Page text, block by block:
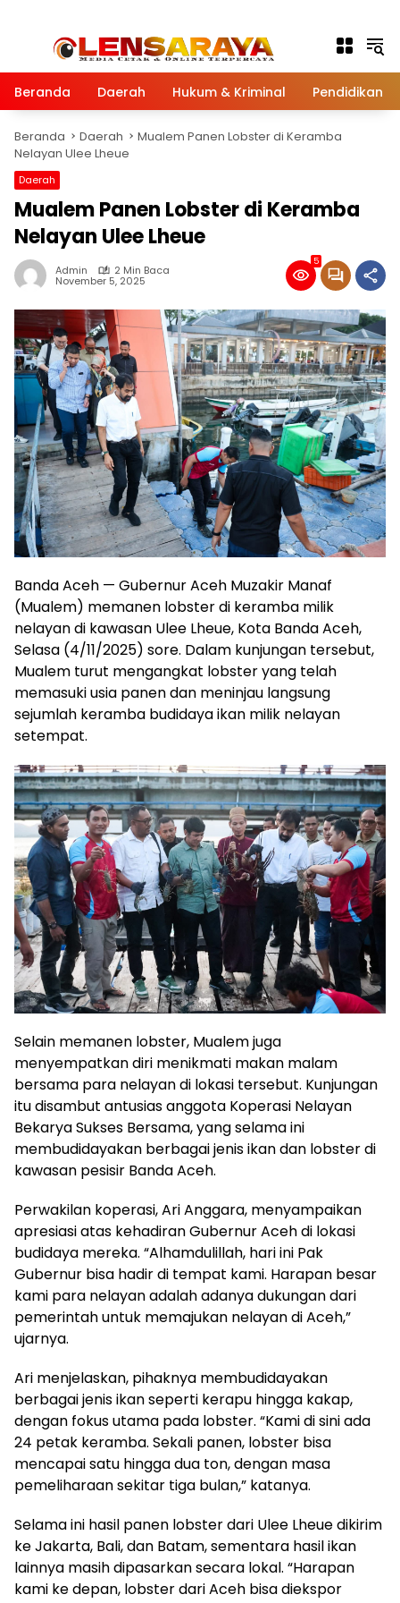
Beranda Daerah Hukum & Kriminal Pendidikan
Beranda Daerah
Mualem Panen Lobster di Keramba
Nelayan Ulee Lheue
Daerah
Mualem Panen Lobster di Keramba
Nelayan Ulee Lheue
Admin 2 Min Baca
November 5, 2025
5
Banda Aceh — Gubernur Aceh Muzakir Manaf
(Mualem) memanen lobster di keramba milik
nelayan di kawasan Ulee Lheue, Kota Banda Aceh,
Selasa (4/11/2025) sore. Dalam kunjungan tersebut,
Mualem turut mengangkat lobster yang telah
memasuki usia panen dan meninjau langsung
sejumlah keramba budidaya ikan milik nelayan
setempat.
Selain memanen lobster, Mualem juga
menyempatkan diri menikmati makan malam
bersama para nelayan di lokasi tersebut. Kunjungan
itu disambut antusias anggota Koperasi Nelayan
Bekarya Sukses Bersama, yang selama ini
membudidayakan berbagai jenis ikan dan lobster di
kawasan pesisir Banda Aceh.
Perwakilan koperasi, Ari Anggara, menyampaikan
apresiasi atas kehadiran Gubernur Aceh di lokasi
budidaya mereka. “Alhamdulillah, hari ini Pak
Gubernur bisa hadir di tempat kami. Harapan besar
kami para nelayan adalah adanya dukungan dari
pemerintah untuk memajukan nelayan di Aceh,”
ujarnya.
Ari menjelaskan, pihaknya membudidayakan
berbagai jenis ikan seperti kerapu hingga kakap,
dengan fokus utama pada lobster. “Kami di sini ada
24 petak keramba. Sekali panen, lobster bisa
mencapai satu hingga dua ton, dengan masa
pemeliharaan sekitar tiga bulan,” katanya.
Selama ini hasil panen lobster dari Ulee Lheue dikirim
ke Jakarta, Bali, dan Batam, sementara hasil ikan
lainnya masih dipasarkan secara lokal. “Harapan
kami ke depan, lobster dari Aceh bisa diekspor